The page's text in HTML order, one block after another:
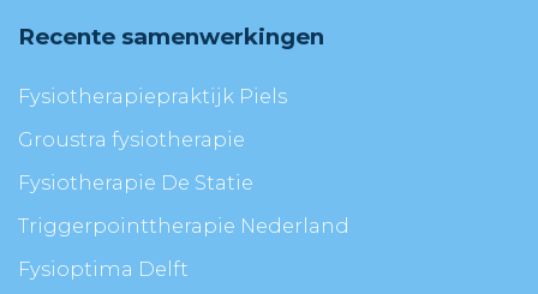
Recente samenwerkingen
Fysiotherapiepraktijk Piels
Groustra fysiotherapie
Fysiotherapie De Statie
Triggerpointtherapie Nederland
Fysioptima Delft